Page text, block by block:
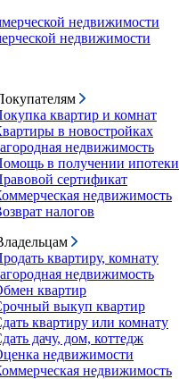
недвижимости
недвижимости
квартир и комнат
в новостройках
недвижимость
в получении ипотеки
сертификат
недвижимость
налогов
квартиру, комнату
недвижимость
квартир
выкуп квартир
квартиру или комнату
дачу, дом, коттедж
недвижимости
недвижимость